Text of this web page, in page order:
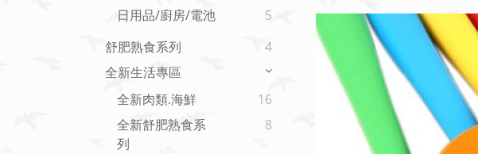
日用品/廚房/電池
5
舒肥熟食系列
4
全新生活專區
全新肉類.海鮮
16
全新舒肥熟食系
列
8